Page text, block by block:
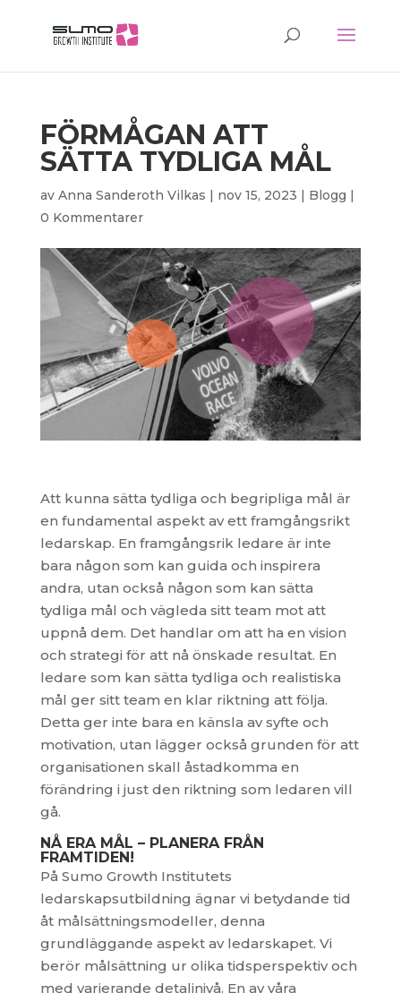
FÖRMÅGAN ATT
SÄTTA TYDLIGA MÅL
av Anna Sanderoth Vilkas | nov 15, 2023 | Blogg |
0 Kommentarer
Att kunna sätta tydliga och begripliga mål är
en fundamental aspekt av ett framgångsrikt
ledarskap. En framgångsrik ledare är inte
bara någon som kan guida och inspirera
andra, utan också någon som kan sätta
tydliga mål och vägleda sitt team mot att
uppnå dem. Det handlar om att ha en vision
och strategi för att nå önskade resultat. En
ledare som kan sätta tydliga och realistiska
mål ger sitt team en klar riktning att följa.
Detta ger inte bara en känsla av syfte och
motivation, utan lägger också grunden för att
organisationen skall åstadkomma en
förändring i just den riktning som ledaren vill
gå.
NÅ ERA MÅL – PLANERA FRÅN
FRAMTIDEN!
På Sumo Growth Institutets
ledarskapsutbildning ägnar vi betydande tid
åt målsättningsmodeller, denna
grundläggande aspekt av ledarskapet. Vi
berör målsättning ur olika tidsperspektiv och
med varierande detaljnivå. En av våra